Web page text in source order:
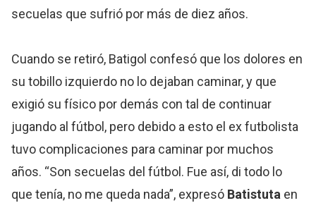
secuelas que sufrió por más de diez años.
Cuando se retiró, Batigol confesó que los dolores en
su tobillo izquierdo no lo dejaban caminar, y que
exigió su físico por demás con tal de continuar
jugando al fútbol, pero debido a esto el ex futbolista
tuvo complicaciones para caminar por muchos
años. “Son secuelas del fútbol. Fue así, di todo lo
que tenía, no me queda nada”, expresó Batistuta en